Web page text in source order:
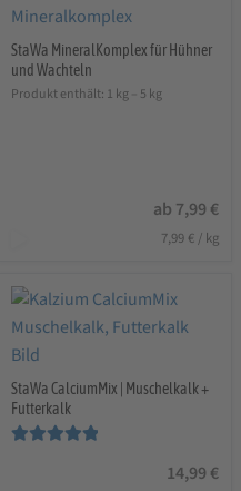
StaWa MineralKomplex für Hühner
und Wachteln
Produkt enthält: 1 kg– 5 kg
ab 7,99 €
7,99 €/ kg
StaWa CalciumMix | Muschelkalk +
Futterkalk
14,99 €